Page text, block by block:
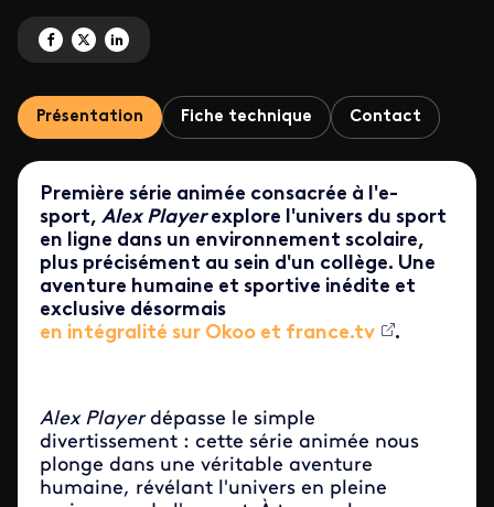
Partagez 'Alex Player, première série sur l'e-sport' sur Facebook
Partagez 'Alex Player, première série sur l'e-sport' sur X
Partagez 'Alex Player, première série sur l'e-sport' sur LinkedIn
Présentation Fiche technique Contact
Première série animée consacrée à l'e-
sport, Alex Playerexplore l'univers du sport
en ligne dans un environnement scolaire,
plus précisément au sein d'un collège. Une
aventure humaine et sportive inédite et
exclusive désormais
en intégralité sur Okoo et france.tv
.
Alex Playerdépasse le simple
divertissement : cette série animée nous
plonge dans une véritable aventure
humaine, révélant l'univers en pleine